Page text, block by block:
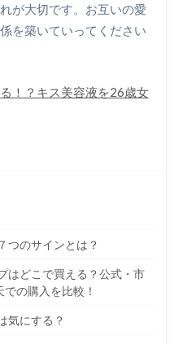
が大切です。お互いの愛
を築いていってください
！？キス美容液を26歳女
つのサインとは？
はどこで買える？公式・市
の購入を比較！
気にする？